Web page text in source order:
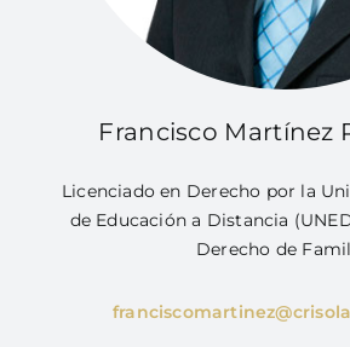
Francisco Martínez
Licenciado en Derecho por la
de Educación a Distancia
Derecho de